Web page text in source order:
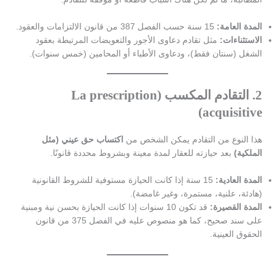
المدة العامة:15 سنة حسب الفصل 387 من قانون الالتزامات والعقود.
الاستثناءات:مثل تقادم دعاوى الأجور والتعويضات المرتبطة بعقود
الشغل (سنتان فقط)، ودعاوى الأطباء أو المحامين (خمس سنوات).
2.
التقادم المكسب (La prescription
acquisitive)
هذا النوع من التقادم يمكن الشخص من اكتساب حق عيني (مثل
الملكية)بعد حيازته للعقار لمدة معينة وبشروط محددة قانونًا.
المدة العادية:
15 سنة إذا كانت الحيازة مستوفية للشروط القانونية
(هادئة، علنية، مستمرة، وغير غامضة).
المدة القصيرة:
قد تكون 10 سنوات إذا كانت الحيازة بحسن نية ومبنية
على سند صحيح، كما هو منصوص عليه في الفصل 375 من قانون
الحقوق العينية.